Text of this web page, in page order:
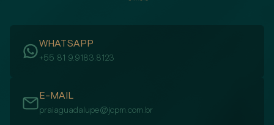
WHATSAPP
+55 81 9.9183.8123
E-MAIL
praiaguadalupe@jcpm.com.br